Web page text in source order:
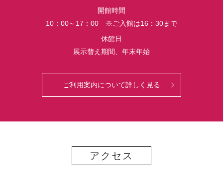
開館時間
10：00～17：00 ※ご入館は16：30まで
休館日
展示替え期間、年末年始
ご利用案内について詳しく見る
アクセス